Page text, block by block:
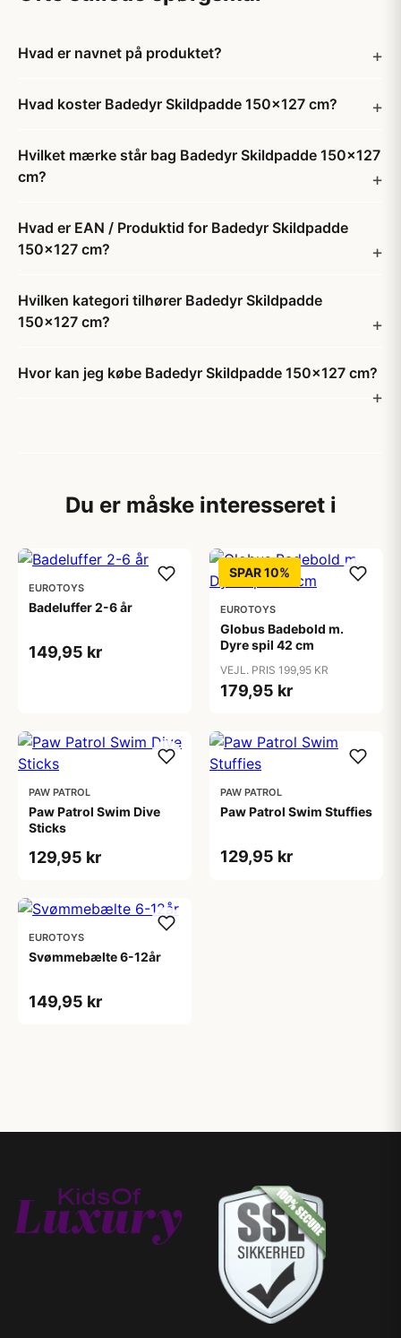
Hvad er navnet på produktet?
Hvad koster Badedyr Skildpadde 150x127 cm?
Hvilket mærke står bag Badedyr Skildpadde 150x127
cm?
Hvad er EAN / Produktid for Badedyr Skildpadde
150x127 cm?
Hvilken kategori tilhører Badedyr Skildpadde
150x127 cm?
Hvor kan jeg købe Badedyr Skildpadde 150x127 cm?
Du er måske interesseret i
EUROTOYS
Badeluffer 2-6 år
149,95 kr
SPAR 10%
EUROTOYS
Globus Badebold m.
Dyre spil 42 cm
VEJL. PRIS 199,95 KR
179,95 kr
PAW PATROL
Paw Patrol Swim Dive
Sticks
129,95 kr
PAW PATROL
Paw Patrol Swim Stuffies
129,95 kr
EUROTOYS
Svømmebælte 6-12år
149,95 kr